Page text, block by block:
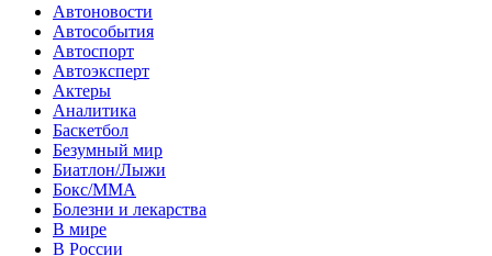
Автоновости
Автособытия
Автоспорт
Автоэксперт
Актеры
Аналитика
Баскетбол
Безумный мир
Биатлон/Лыжи
Бокс/MMA
Болезни и лекарства
В мире
В России